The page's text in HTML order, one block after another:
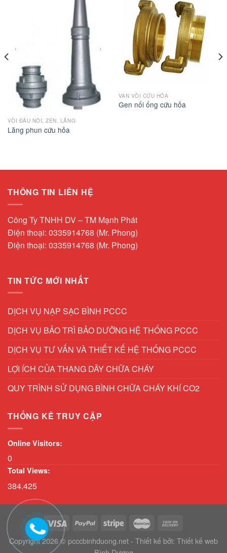
VÒI ĐẤU NỐI, ZEN, LĂNG
Lăng phun cứu hỏa
VAN VÒI CỨU HỎA
Gen nối ống cứu hỏa
THÔNG TIN LIÊN HỆ
Công Ty TNHH DV – TM Mạnh Phát
Điện thoại: 0335914768 (Mr. Phong)
Điện thoại: 0335914768 (Mr. Phong)
TIN TỨC MỚI NHẤT
DỊCH VỤ NẠP SẠC BÌNH PCCC
DỊCH VỤ BẢO TRÌ BẢO DƯỠNG HỆ THỐNG PCCC
DỊCH VỤ TƯ VẤN VÀ THIẾT KẾ HỆ THỐNG PCCC
LỢI ÍCH CỦA THANG DÂY CHỮA CHÁY
QUY TRÌNH SỬ DỤNG BÌNH CHỮA CHÁY KHÍ CO2
THỐNG KÊ TRUY CẬP
Online Visitors:
0
Total Views:
384.425
Copyright 2026 © pcccbinhduong.net - Thiết kế bởi: Thiết kế web